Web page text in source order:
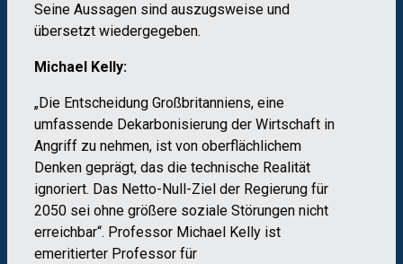
Seine Aussagen sind auszugsweise und
übersetzt wiedergegeben.
Michael Kelly:
„Die Entscheidung Großbritanniens, eine
umfassende Dekarbonisierung der Wirtschaft in
Angriff zu nehmen, ist von oberflächlichem
Denken geprägt, das die technische Realität
ignoriert. Das Netto-Null-Ziel der Regierung für
2050 sei ohne größere soziale Störungen nicht
erreichbar“. Professor Michael Kelly ist
emeritierter Professor für